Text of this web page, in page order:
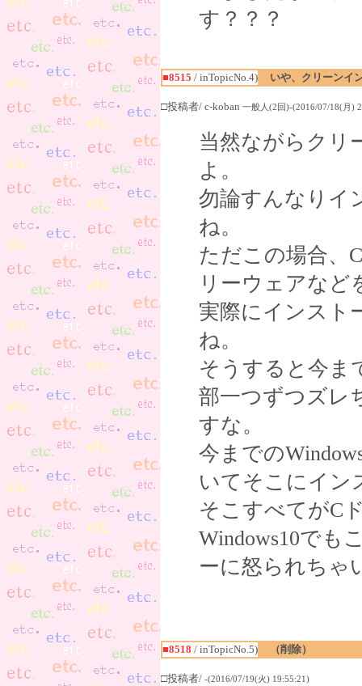
す？？？
■8515 / inTopicNo.4) いや、クリーンイ
□投稿者/ c-koban 一般人(2回)-(2016/07/18(月)
当然ながらクリ
よ。
勿論すんなりイ
ね。
ただこの場合、
リーウェアなど
実際にインスト
ね。
そうすると今ま
部一つずつズレ
すな。
今までの
いてそこにイン
そこすべてがC
Windows10でも
ーに怒られちゃ
■8518 / inTopicNo.5) （削除）
□投稿者/ -(2016/07/19(火) 19:55:21)